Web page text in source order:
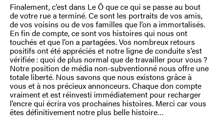
Finalement, c’est dans Le Ô que ce qui se passe au bout
de votre rue a terminé. Ce sont les portraits de vos amis,
de vos voisins ou de vos familles que l’on a immortalisés.
En fin de compte, ce sont vos histoires qui nous ont
touchés et que l’on a partagées. Vos nombreux retours
positifs ont été appréciés et notre ligne de conduite s’est
vérifiée : quoi de plus normal que de travailler pour vous ?
Notre position de média non-subventionné nous offre une
totale liberté. Nous savons que nous existons grâce à
vous et à nos précieux annonceurs. Chaque don compte
vraiment et est réinvesti immédiatement pour recharger
l’encre qui écrira vos prochaines histoires. Merci car vous
êtes définitivement notre plus belle histoire…